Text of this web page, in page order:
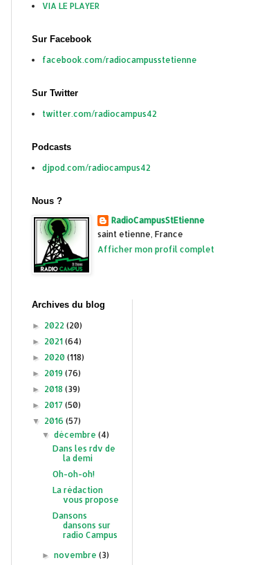
VIA LE PLAYER
Sur Facebook
facebook.com/radiocampusstetienne
Sur Twitter
twitter.com/radiocampus42
Podcasts
djpod.com/radiocampus42
Nous ?
RadioCampusStEtienne
saint etienne, France
Afficher mon profil complet
Archives du blog
► 2022 (20)
► 2021 (64)
► 2020 (118)
► 2019 (76)
► 2018 (39)
► 2017 (50)
▼ 2016 (57)
▼décembre(4)
Dans les rdv de
la demi
Oh-oh-oh!
La rédaction
vous propose
Dansons
dansons sur
radio Campus
►novembre(3)